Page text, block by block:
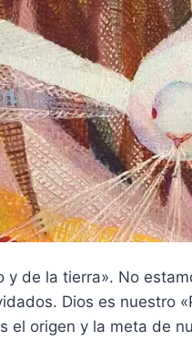
y de la tierra». No
Dios es nuestro
el origen y la meta de